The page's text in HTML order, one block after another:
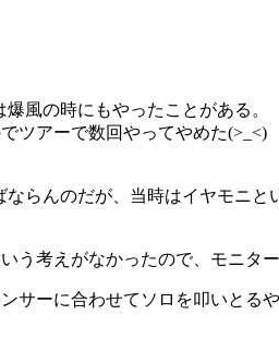
風の時にもやったことがある。
ツアーで数回やってやめた(>_<)
らんのだが、当時はイヤモニ
う考えがなかったので、モニタ
サーに合わせてソロを叩いとるや